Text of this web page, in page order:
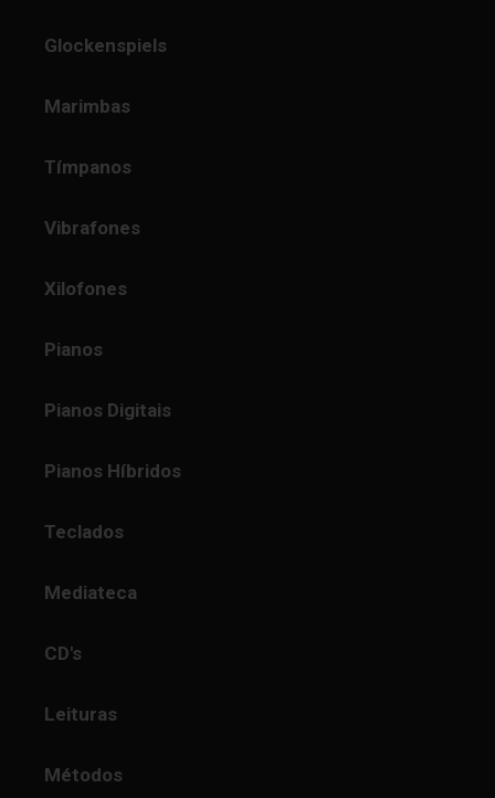
Glockenspiels
Marimbas
Tímpanos
Vibrafones
Xilofones
Pianos
Pianos Digitais
Pianos Híbridos
Teclados
Mediateca
CD's
Leituras
Métodos